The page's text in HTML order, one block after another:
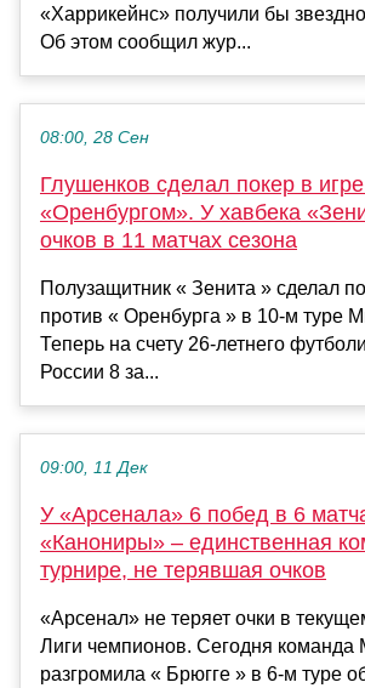
«Харрикейнс» получили бы
Об этом сообщил жур...
08:00, 28 Сен
Глушенков сделал покер в
«Оренбургом». У хавбека
очков в 11 матчах сезона
Полузащитник « Зенита » сделал
против « Оренбурга » в 10-м туре
Теперь на счету 26-летнего
России 8 за...
09:00, 11 Дек
У «Арсенала» 6 побед в 6
«Канониры» – единственная
турнире, не терявшая очков
«Арсенал» не теряет очки в
Лиги чемпионов. Сегодня команда
разгромила « Брюгге » в 6-м туре